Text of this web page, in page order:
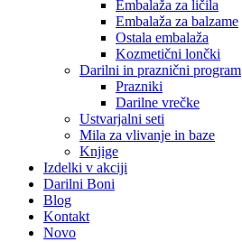
Embalaža za ličila
Embalaža za balzame
Ostala embalaža
Kozmetični lončki
Darilni in praznični program
Prazniki
Darilne vrečke
Ustvarjalni seti
Mila za vlivanje in baze
Knjige
Izdelki v akciji
Darilni Boni
Blog
Kontakt
Novo